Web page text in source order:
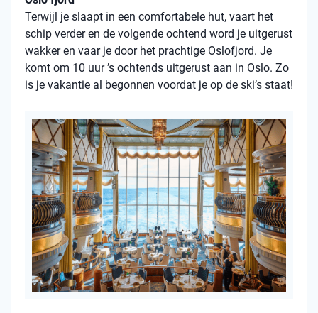
Terwijl je slaapt in een comfortabele hut, vaart het
schip verder en de volgende ochtend word je uitgerust
wakker en vaar je door het prachtige Oslofjord. Je
komt om 10 uur ’s ochtends uitgerust aan in Oslo. Zo
is je vakantie al begonnen voordat je op de ski’s staat!